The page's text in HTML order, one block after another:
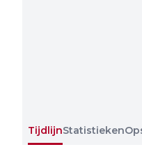
TijdlijnStatistieken